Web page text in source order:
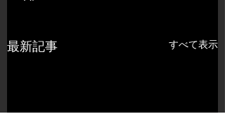
最新記事 すべて表示